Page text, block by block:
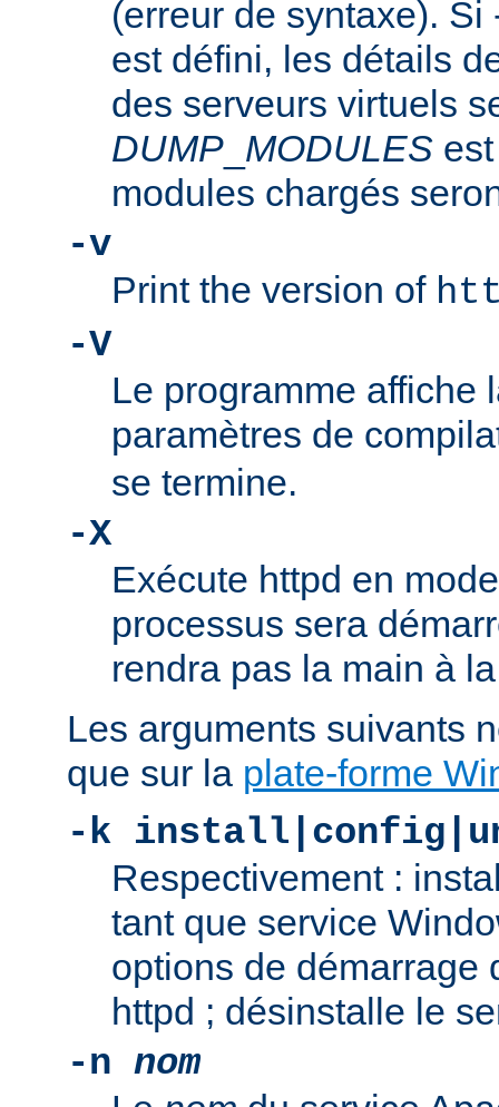
(erreur de syntaxe).
est défini, les détails
des serveurs virtuels
DUMP MODULES
modules chargés
-v
Print the version of
-V
Le programme affiche
paramètres de
se termine.
-X
Exécute httpd en
processus sera
rendra pas la main à
Les arguments suivants
que sur la plate-forme
-k
Respectivement :
tant que service
options de démarrage
httpd ; désinstalle le
-n nom